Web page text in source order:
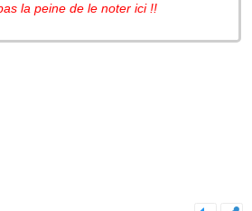
la peine de le noter ici !!